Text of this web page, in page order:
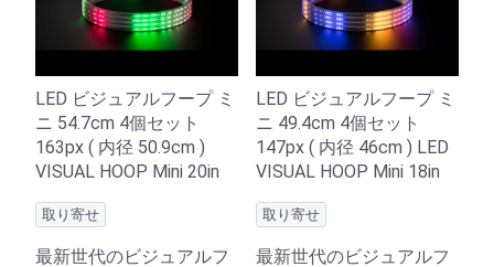
LED ビジュアルフープ ミ
ニ 54.7cm 4個セット
163px ( 内径 50.9cm )
VISUAL HOOP Mini 20in
取り寄せ
最新世代のビジュアルフ
LED ビジュアルフープ ミ
ニ 49.4cm 4個セット
147px ( 内径 46cm ) LED
VISUAL HOOP Mini 18in
取り寄せ
最新世代のビジュアルフ